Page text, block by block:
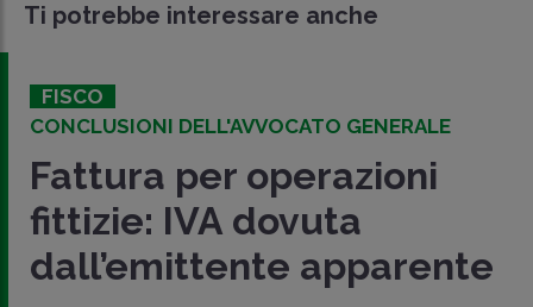
Ti potrebbe interessare anche
FISCO
CONCLUSIONI DELL'AVVOCATO GENERALE
Fattura per operazioni
fittizie: IVA dovuta
dall’emittente apparente